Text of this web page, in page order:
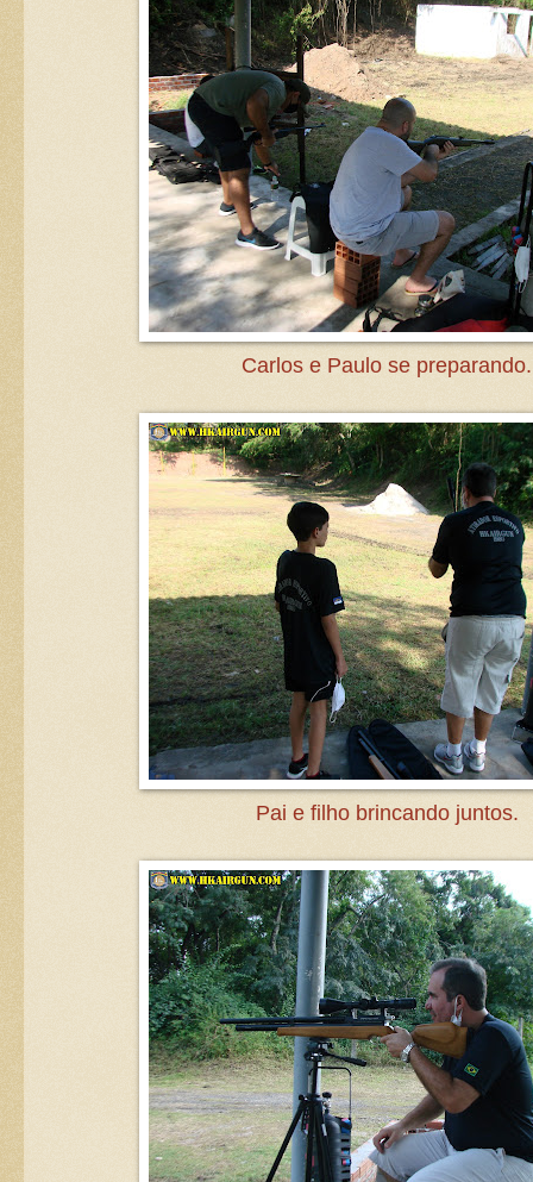
Carlos e Paulo se preparando.
Pai e filho brincando juntos.